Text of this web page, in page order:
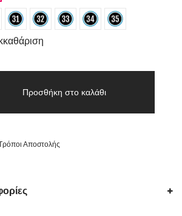
Προσθήκη στο καλάθι
Αποστολής